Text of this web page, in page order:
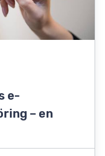
e-
– en